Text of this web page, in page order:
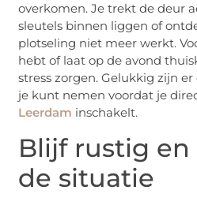
overkomen. Je trekt de deur
sleutels binnen liggen of
plotseling niet meer werkt.
hebt of laat op de avond
stress zorgen. Gelukkig zijn
je kunt nemen voordat je
Leerdam inschakelt.
Blijf rustig
de situatie